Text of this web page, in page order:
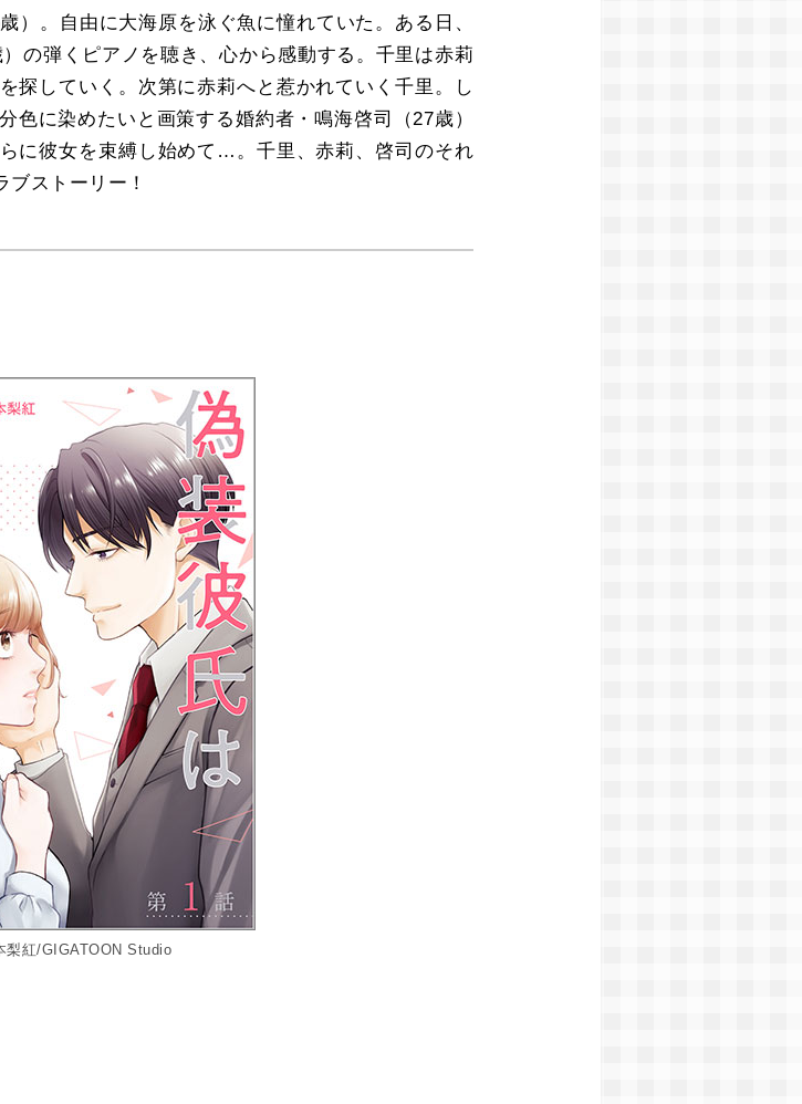
）。自由に大海原を泳ぐ魚に憧れていた。ある日、
の弾くピアノを聴き、心から感動する。千里は赤莉
探していく。次第に赤莉へと惹かれていく千里。し
色に染めたいと画策する婚約者・鳴海啓司（27歳）
に彼女を束縛し始めて…。千里、赤莉、啓司のそれ
ストーリー！
梨紅/GIGATOON Studio